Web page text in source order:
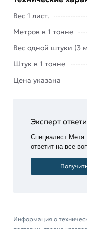
безопасности и
мышкой
кнопку«Быстрый
позвонив по
Условия
действительны в
заказ и свяжутся
условий
товарa в течение
Вес 1 лист.
Метров в 1 тонне
Вес одной штуки (3
Штук в 1 тонне
Цена указана
Эксперт
Специалист
ответит на все
Информация о